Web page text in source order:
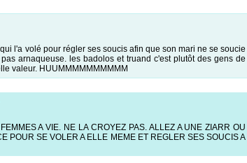
l'a volé pour régler ses soucis afin que son mari ne se soucie
arnaqueuse. les badolos et truand c'est plutôt des gens de
valeur. HUUMMMMMMMMMM
A VIE. NE LA CROYEZ PAS. ALLEZ A UNE ZIARR OU
POUR SE VOLER A ELLE MEME ET REGLER SES SOUCIS A